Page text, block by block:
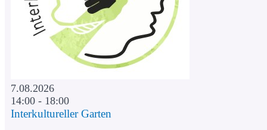
7.08.2026
14:00 - 18:00
Interkultureller Garten